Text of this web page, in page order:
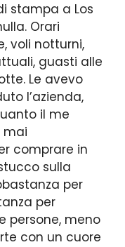
stampa a Los
Orari
voli notturni,
guasti alle
Le avevo
l’azienda,
il me
mai
comprare in
sulla
per
per
persone, meno
con un cuore